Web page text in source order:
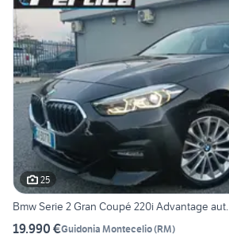
25
Bmw Serie 2 Gran Coupé 220i Advantage aut.
19.990 €Guidonia Montecelio(RM)